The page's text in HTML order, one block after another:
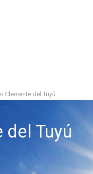
Clemente del Tuyú
del Tuyú